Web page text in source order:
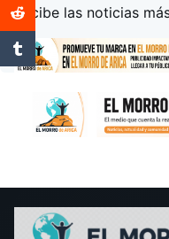
Recibe las noticias